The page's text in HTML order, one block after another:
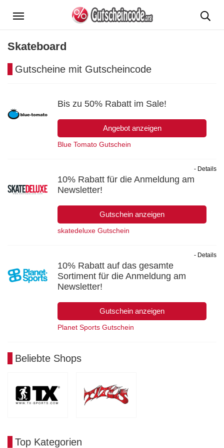
Menü
Skateboard
Gutscheine mit Gutscheincode
Bis zu 50% Rabatt im Sale!
Angebot anzeigen
Blue Tomato Gutschein
10% Rabatt für die Anmeldung am
Newsletter!
Gutschein anzeigen
- Details
skatedeluxe Gutschein
10% Rabatt auf das gesamte
Sortiment für die Anmeldung am
Newsletter!
Gutschein anzeigen
- Details
Planet Sports Gutschein
Beliebte Shops
Top Kategorien